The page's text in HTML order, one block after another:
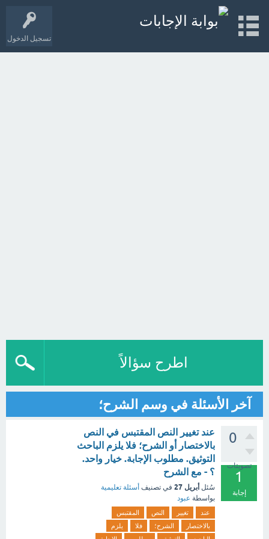
تسجيل الدخول
اطرح سؤالاً
آخر الأسئلة في وسم الشرح؛
0
تصويتات
1
إجابة
عند تغيير النص المقتبس في النص
بالاختصار أو الشرح؛ فلا يلزم الباحث
التوثيق. مطلوب الإجابة. خيار واحد.
؟ - مع الشرح
سُئل أبريل 27 في تصنيف أسئلة تعليمية
بواسطة عبود
عند تغيير النص
المقتبس
بالاختصار
الشرح؛ فلا
يلزم